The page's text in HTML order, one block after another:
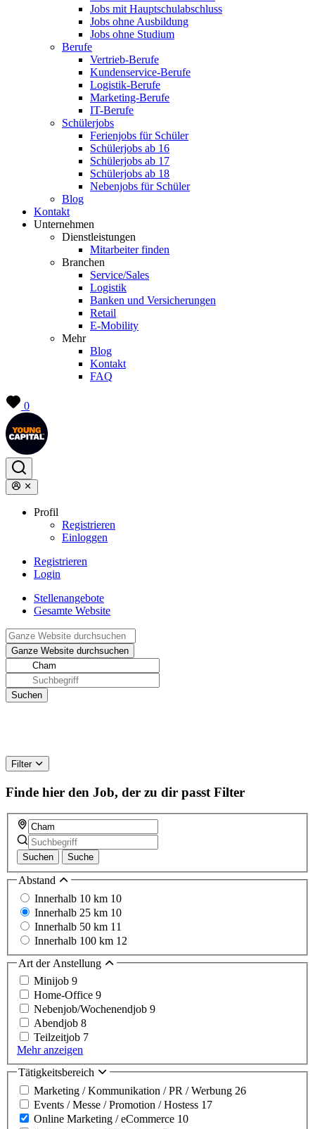
Jobs mit Hauptschulabschluss
Jobs ohne Ausbildung
Jobs ohne Studium
Berufe
Vertrieb-Berufe
Kundenservice-Berufe
Logistik-Berufe
Marketing-Berufe
IT-Berufe
Schülerjobs
Ferienjobs für Schüler
Schülerjobs ab 16
Schülerjobs ab 17
Schülerjobs ab 18
Nebenjobs für Schüler
Blog
Kontakt
Unternehmen
Dienstleistungen
Mitarbeiter finden
Branchen
Service/Sales
Logistik
Banken und Versicherungen
Retail
E-Mobility
Mehr
Blog
Kontakt
FAQ
0
Profil
Registrieren
Einloggen
Registrieren
Login
Stellenangebote
Gesamte Website
Filter
Finde hier den Job, der zu dir passt Filter
Suchen Suche
Abstand
Innerhalb 10 km 10
Innerhalb 25 km 10
Innerhalb 50 km 11
Innerhalb 100 km 12
Art der Anstellung
Minijob 9
Home-Office 9
Nebenjob/Wochenendjob 9
Abendjob 8
Teilzeitjob 7
Mehr anzeigen
Tätigkeitsbereich
Marketing / Kommunikation / PR / Werbung 26
Events / Messe / Promotion / Hostess 17
Online Marketing / eCommerce 10